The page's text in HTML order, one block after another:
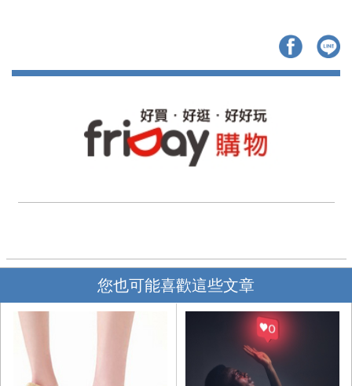
您也可能喜歡這些文章